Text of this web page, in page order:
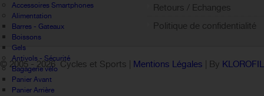
Accessoires Smartphones
Alimentation
Barres - Gateaux
Boissons
Gels
Antivols - Sécurité
Bagagerie vélo
Panier Avant
Panier Arrière
Retours / Echanges
Politique de confidentialité
© 2005 - 2026 Cycles et Sports | Mentions Légales | By